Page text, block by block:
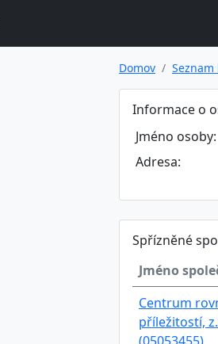
Domov
Informace o
Jméno osoby:
Adresa:
Spřízněné
Jméno
Centrum
příležitostí,